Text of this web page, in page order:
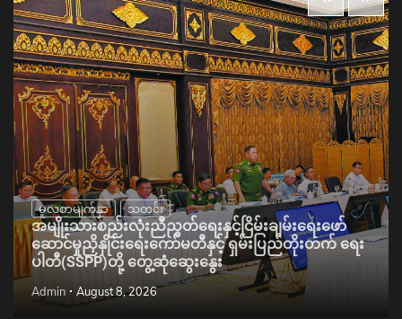
မူလစာမျက်နှာ သတင်း
အမျိုးသားစည်းလုံးညီညွတ်ရေးနှင့်ငြိမ်းချမ်းရေးဖော်
ဆောင်မှုညှိနှိုင်းရေးကော်မတီနှင့် ရှမ်းပြည်တိုးတက် ရေး
ပါတီ(SSPP)တို့ တွေ့ဆုံဆွေးနွေး
Admin August 8, 2026